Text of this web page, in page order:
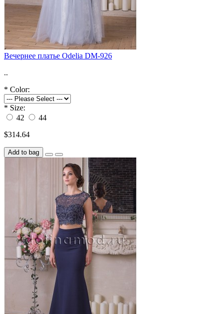
Вечернее платье Odelia DM-926
..
* Color:
* Size:
42
44
$314.64
Add to bag